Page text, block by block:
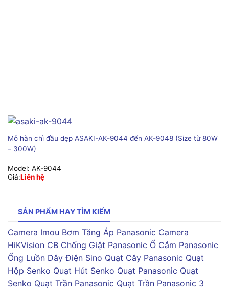
Mỏ hàn chì đầu dẹp ASAKI-AK-9044 đến AK-9048 (Size từ 80W
– 300W)
Model: AK-9044
Giá:Liên hệ
SẢN PHẨM HAY TÌM KIẾM
Camera Imou Bơm Tăng Áp Panasonic Camera
HiKVision CB Chống Giật Panasonic Ổ Cắm Panasonic
Ống Luồn Dây Điện Sino Quạt Cây Panasonic Quạt
Hộp Senko Quạt Hút Senko Quạt Panasonic Quạt
Senko Quạt Trần Panasonic Quạt Trần Panasonic 3